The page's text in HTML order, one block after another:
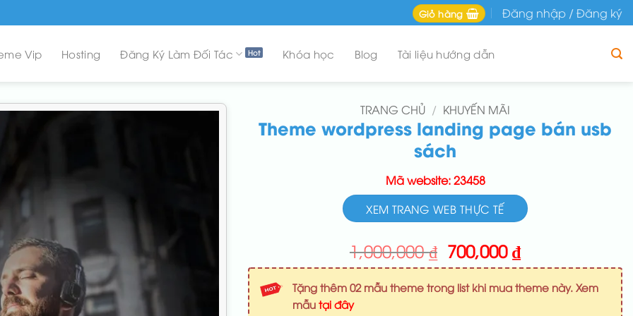
Giỏ hàng Đăng nhập / Đăng ký
Vip Hosting Đăng Ký Làm Đối Tác Khóa học Blog Tài liệu hướng dẫn
TRANG CHỦ / KHUYẾN MÃI
Theme wordpress landing page bán usb
sách
Mã website: 23458
XEM TRANG WEB THỰC TẾ
1,000,000₫ Giá
gốc
là:
1,000,000 ₫.
700,000₫Giá
hiện
tại
là:
Tặng thêm 02 mẫu theme trong list khi mua theme này. Xem
mẫu tại đây